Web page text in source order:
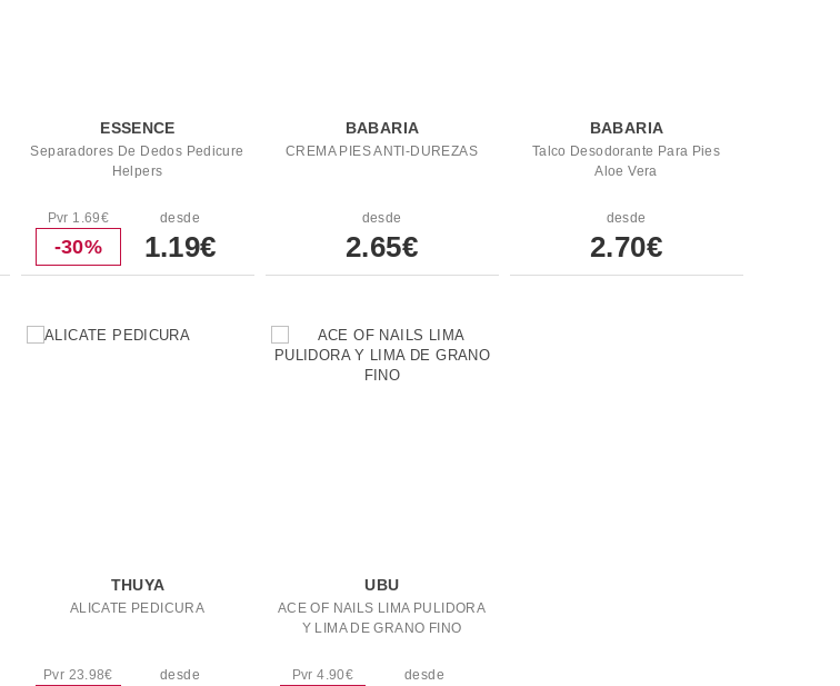
ESSENCE
Separadores De Dedos Pedicure
Helpers
Pvr 1.69€
-30%
desde
1.19€
BABARIA
CREMA PIES ANTI-DUREZAS
desde
2.65€
BABARIA
Talco Desodorante Para Pies
Aloe Vera
desde
2.70€
THUYA
ALICATE PEDICURA
Pvr 23.98€ desde
UBU
ACE OF NAILS LIMA PULIDORA
Y LIMA DE GRANO FINO
Pvr 4.90€ desde